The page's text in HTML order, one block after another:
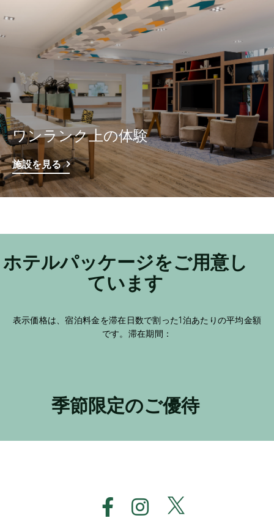
ワンランク上の体験
施設を見る
ホテルパッケージをご用意し
ています
表示価格は、宿泊料金を滞在日数で割った1泊あたりの平均金額
です。滞在期間：
季節限定のご優待